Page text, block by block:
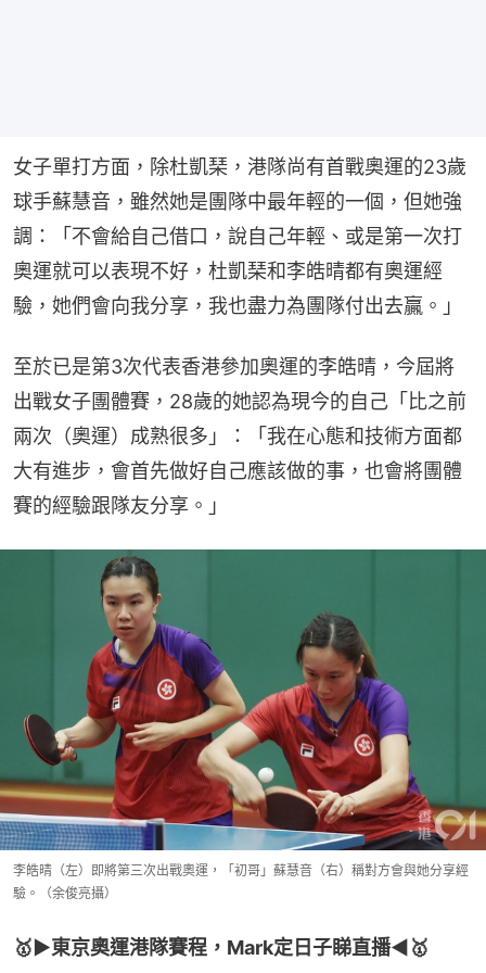
女子單打方面，除杜凱琹，港隊尚有首戰奧運的23歲
球手蘇慧音，雖然她是團隊中最年輕的一個，但她強
調：「不會給自己借口，說自己年輕、或是第一次打
奧運就可以表現不好，杜凱琹和李皓晴都有奧運經
驗，她們會向我分享，我也盡力為團隊付出去贏。」
至於已是第3次代表香港參加奧運的李皓晴，今屆將
出戰女子團體賽，28歲的她認為現今的自己「比之前
兩次（奧運）成熟很多」：「我在心態和技術方面都
大有進步，會首先做好自己應該做的事，也會將團體
賽的經驗跟隊友分享。」
李皓晴（左）即將第三次出戰奧運，「初哥」蘇慧音（右）稱對方會與她分享經
驗。（余俊亮攝）
🥇▶️東京奧運港隊賽程，Mark定日子睇直播◀️🥇